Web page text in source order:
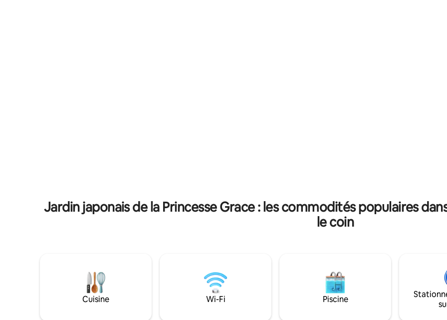
Jardin japonais de la Princesse Grace : les commodités populaires
le coin
Cuisine Wi-Fi Piscine